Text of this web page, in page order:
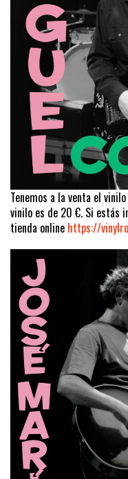
Tenemos a la venta el
vinilo es de 20 €. Si estás
tienda online https://